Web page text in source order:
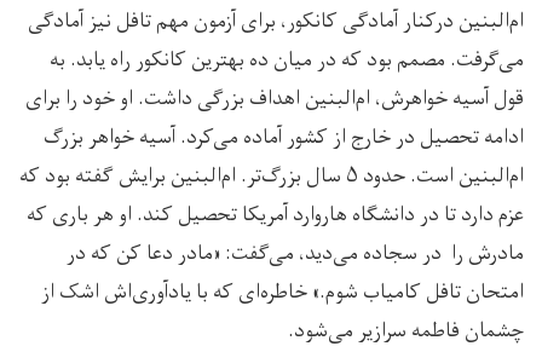
ام‌البنین درکنار آمادگی کانکور، برای آزمون مهم تافل نیز آمادگی
می‌گرفت. مصمم بود که در میان ده بهترین کانکور راه یابد. به
قول آسیه خواهرش، ام‌البنین اهداف بزرگی داشت‌. او خود را برای
ادامه تحصیل در خارج از کشور آماده می‌کرد. آسیه خواهر بزرگ
ام‌البنین است. حدود ۵ سال بزرگ‌تر. ام‌البنین برایش گفته بود که
عزم دارد تا در دانشگاه هاروارد آمریکا تحصیل کند. او هر باری که
مادرش را در سجاده می‌دید، می‌گفت: «مادر دعا کن که در
امتحان تافل کامیاب شوم.» خاطره‌ای که با یادآوری‌اش اشک از
چشمان فاطمه سرازیر می‌شود.